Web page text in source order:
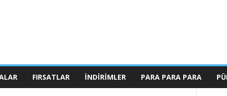
FIRSATLAR İNDIRIMLER PARA PARA PARA